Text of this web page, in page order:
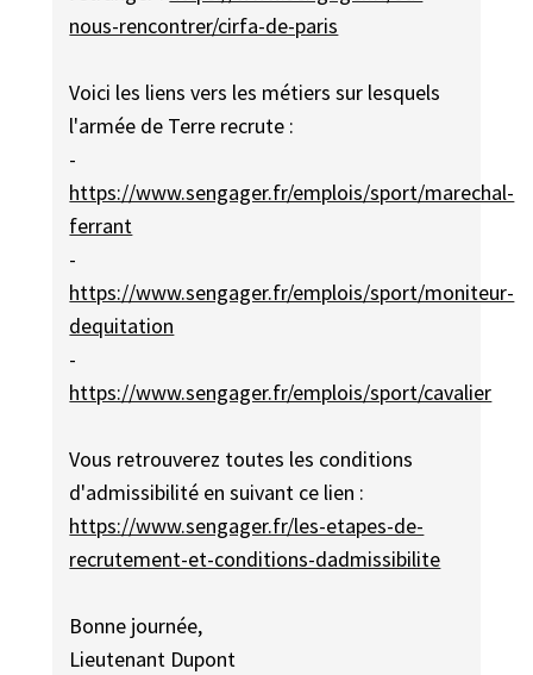
nous-rencontrer/cirfa-de-paris
Voici les liens vers les métiers sur lesquels
l'armée de Terre recrute :
-
https://www.sengager.fr/emplois/sport/marechal-
ferrant
-
https://www.sengager.fr/emplois/sport/moniteur-
dequitation
-
https://www.sengager.fr/emplois/sport/cavalier
Vous retrouverez toutes les conditions
d'admissibilité en suivant ce lien :
https://www.sengager.fr/les-etapes-de-
recrutement-et-conditions-dadmissibilite
Bonne journée,
Lieutenant Dupont